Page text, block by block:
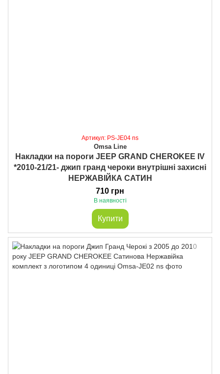
Артикул: PS-JE04 ns
Omsa Line
Накладки на пороги JEEP GRAND CHEROKEE IV
*2010-21/21- джип гранд чероки внутрішні захисні
НЕРЖАВІЙКА САТИН
710 грн
В наявності
Купити